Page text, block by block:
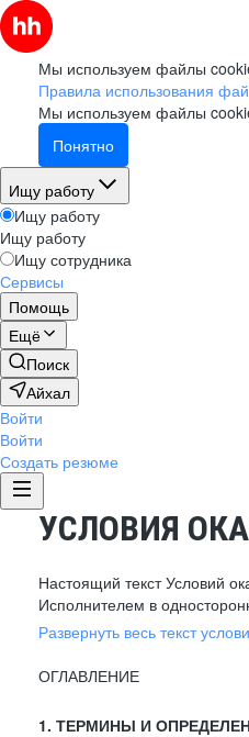
Мы используем файлы
Правила использования
Мы используем файлы
Понятно
Ищу работу
Ищу работу
Ищу работу
Ищу сотрудника
Сервисы
Помощь
Ещё
Поиск
Айхал
Войти
Войти
Создать резюме
УСЛОВИЯ
Настоящий текст Условий
Исполнителем в
Развернуть весь текст
ОГЛАВЛЕНИЕ
1. ТЕРМИНЫ И